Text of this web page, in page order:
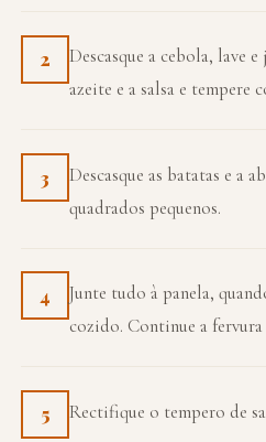
2
Descasque a cebola, lave
azeite e a salsa e tempere
3
Descasque as batatas e a
quadrados pequenos.
4
Junte tudo à panela,
cozido. Continue a
5 Rectifique o tempero de